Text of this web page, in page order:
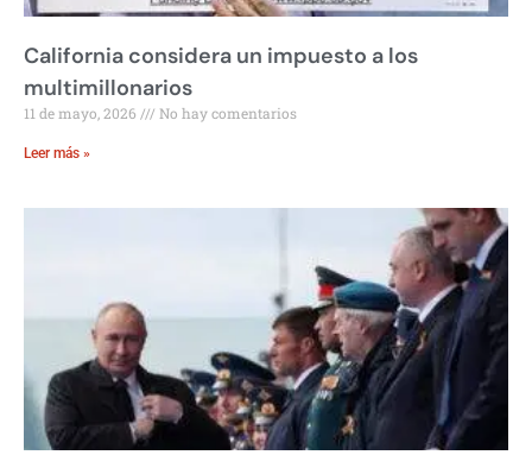
California considera un impuesto a los
multimillonarios
11 de mayo, 2026 No hay comentarios
Leer más »